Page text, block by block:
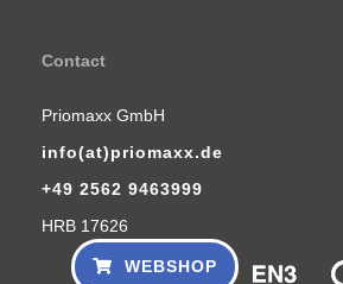
Contact
Priomaxx GmbH
info(at)priomaxx.de
+49 2562 9463999
HRB 17626
WEBSHOP